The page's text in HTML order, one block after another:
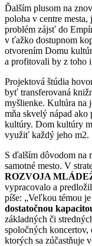
Ďalším plusom na
poloha v centre
problém zájsť do
v ťažko dostupnom
otvorením Domu
a profitovali by z toho
Projektová štúdia
byť transferovaná
myšlienke. Kultúra na
mňa skvelý nápad
kultúry. Dom kultúry
využiť každý jeho m2.
S ďalším dôvodom na
samotné mesto. V
ROZVOJA
vypracovalo a
píše: „Veľkou témou je
dostatočnou
základných či
spoločných koncertov,
ktorých sa zúčastňuje